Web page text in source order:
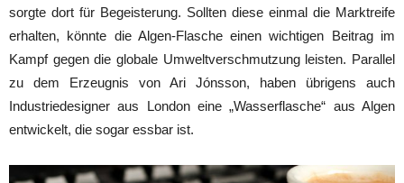
sorgte dort für Begeisterung. Sollten diese einmal die Marktreife
erhalten, könnte die Algen-Flasche einen wichtigen Beitrag im
Kampf gegen die globale Umweltverschmutzung leisten. Parallel
zu dem Erzeugnis von Ari Jónsson, haben übrigens auch
Industriedesigner aus London eine „Wasserflasche“ aus Algen
entwickelt, die sogar essbar ist.